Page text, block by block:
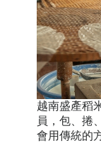
越南盛產稻
員，包、捲
會用傳統的